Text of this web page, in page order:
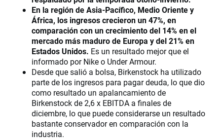
En la región de Asia-Pacífico, Medio Oriente y
África, los ingresos crecieron un 47%, en
comparación con un crecimiento del 14% en el
mercado más maduro de Europa y del 21% en
Estados Unidos. Es un resultado mejor que el
informado por Nike o Under Armour.
Desde que salió a bolsa, Birkenstock ha utilizado
parte de los ingresos para pagar deuda, lo que dio
como resultado un apalancamiento de
Birkenstock de 2,6 x EBITDA a finales de
diciembre, lo que puede considerarse un resultado
bastante conservador en comparación con la
industria.